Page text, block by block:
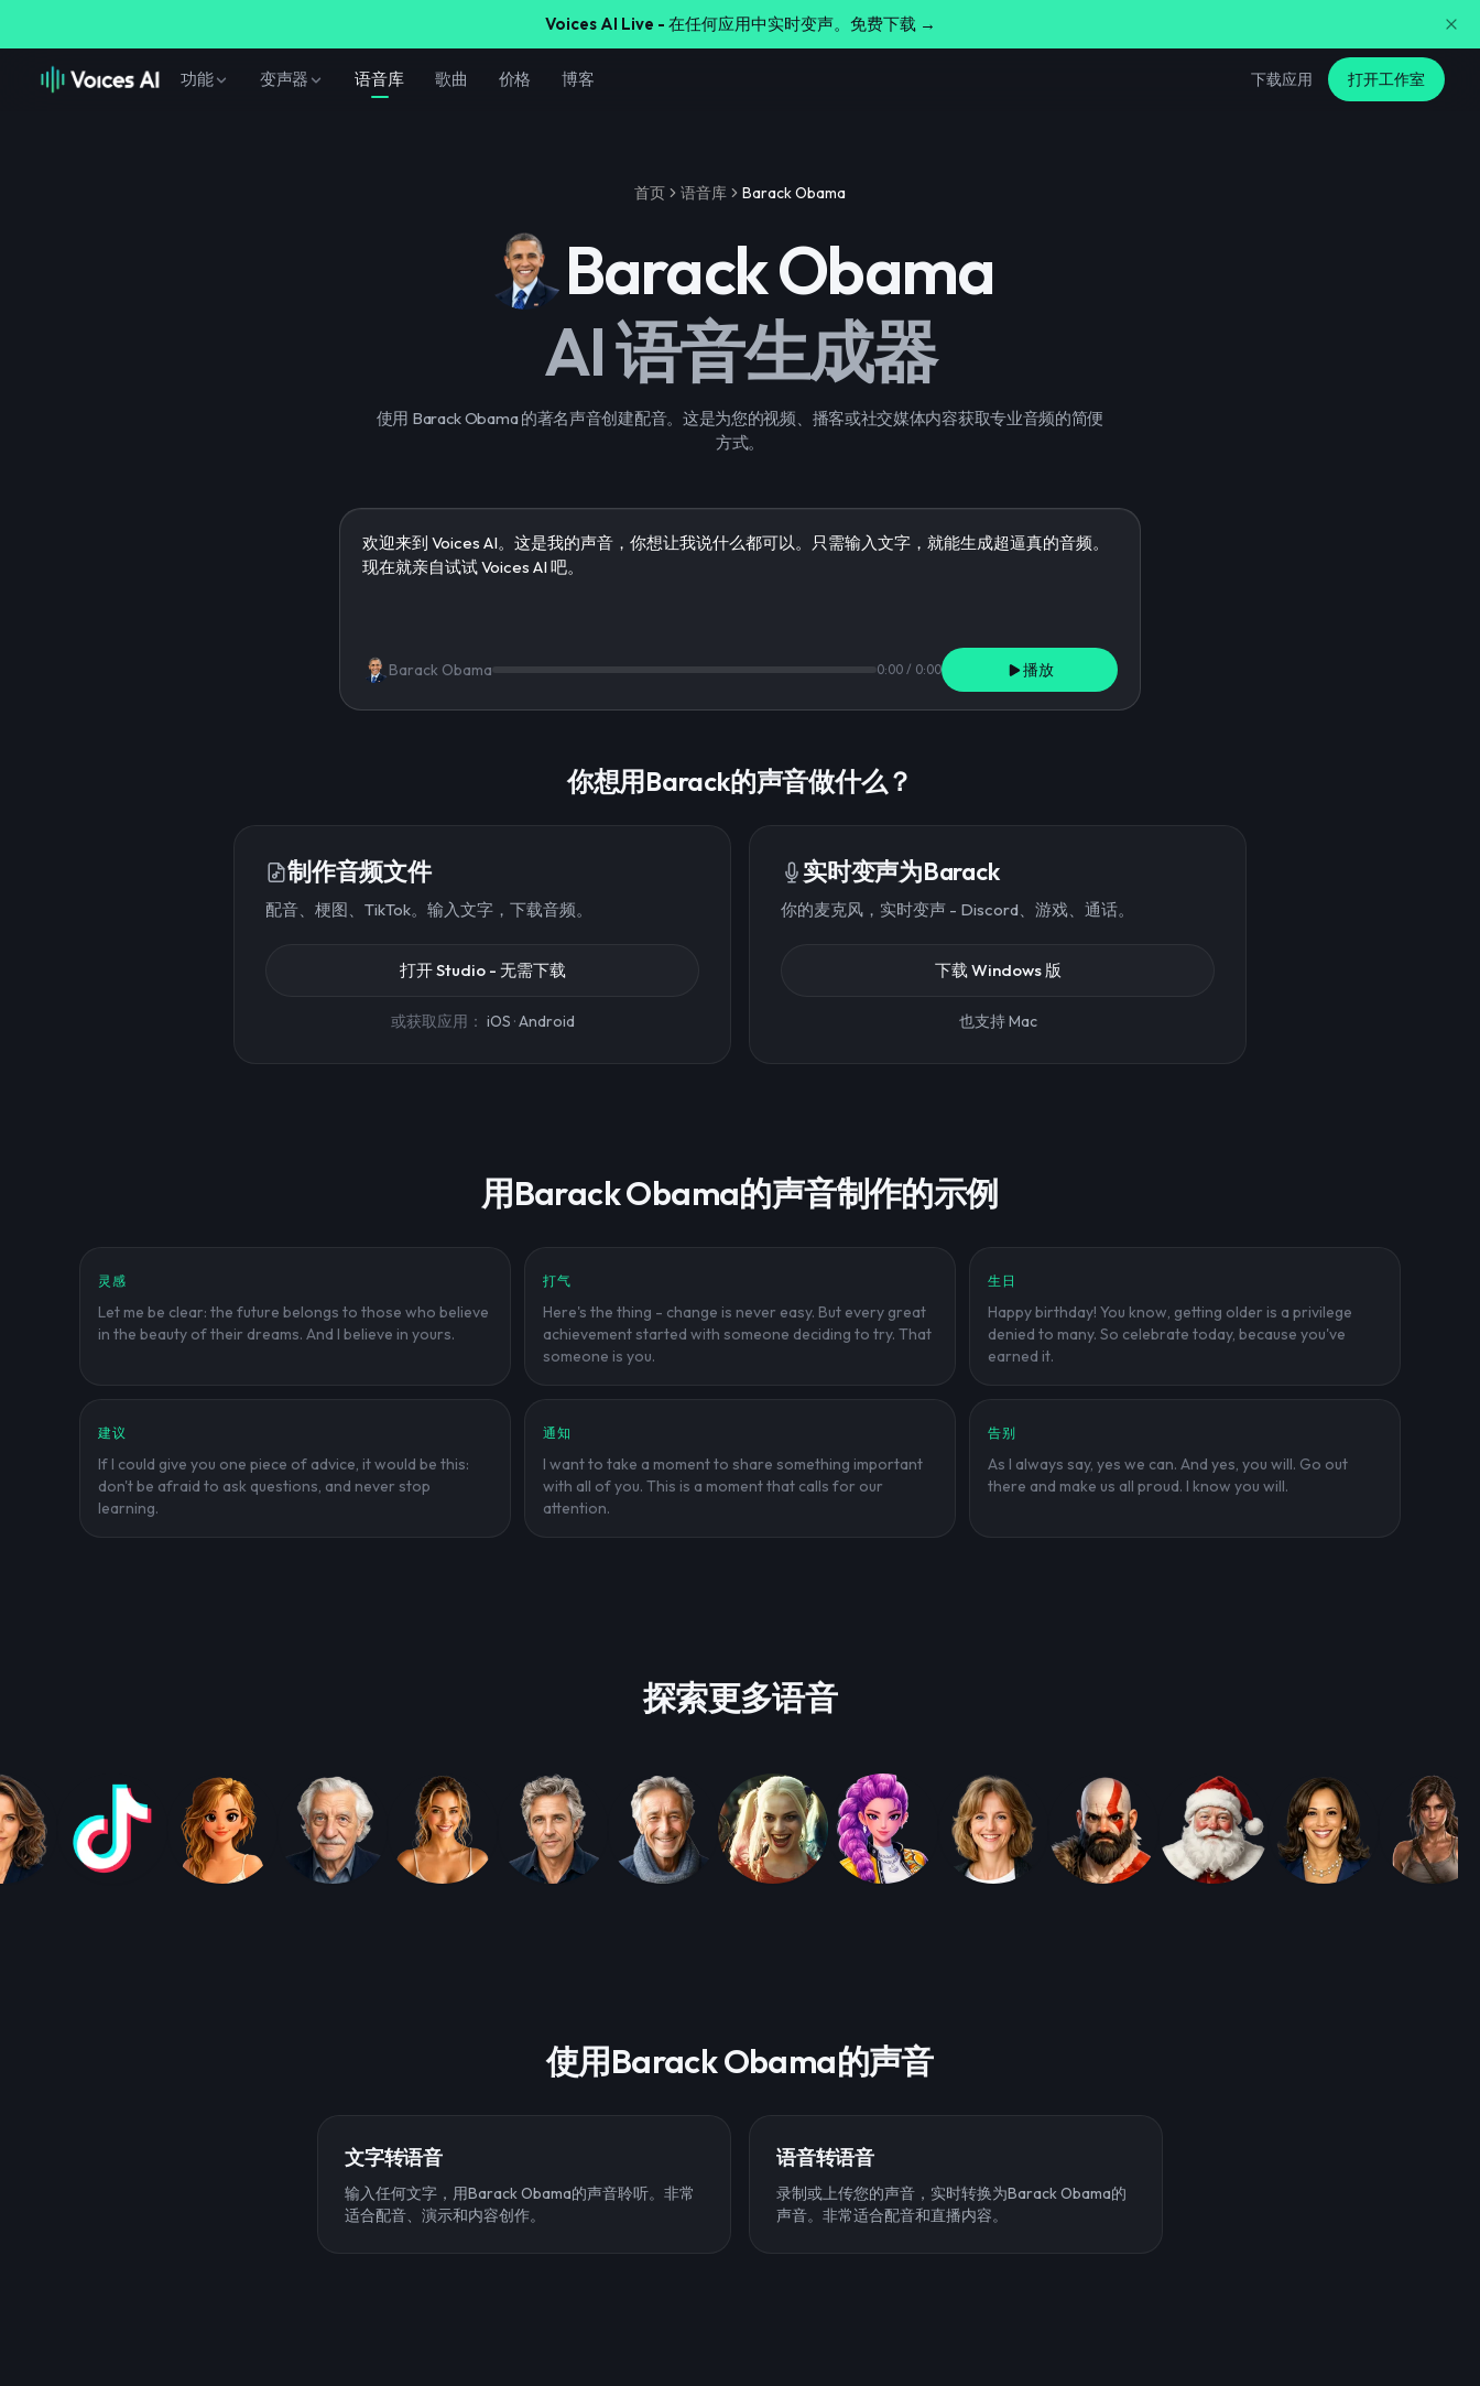
Voices AI Live - 在任何应用中实时变声。免费下载 →
功能 变声器 语音库 歌曲 价格 博客 下载应用 打开工作室
首页 语音库 Barack Obama
Barack Obama
AI 语音生成器
使用 Barack Obama 的著名声音创建配音。这是为您的视频、播客或社交媒体内容获取专业音频的简便
方式。
Barack Obama 0:00 / 0:00 播放
你想用Barack的声音做什么？
制作音频文件
配音、梗图、TikTok。输入文字，下载音频。
打开 Studio - 无需下载
或获取应用： iOS ·Android
实时变声为Barack
你的麦克风，实时变声 - Discord、游戏、通话。
下载 Windows 版
也支持 Mac
用Barack Obama的声音制作的示例
灵感
Let me be clear: the future belongs to those who believe
in the beauty of their dreams. And I believe in yours.
打气
Here's the thing - change is never easy. But every great
achievement started with someone deciding to try. That
someone is you.
生日
Happy birthday! You know, getting older is a privilege
denied to many. So celebrate today, because you've
earned it.
建议
If I could give you one piece of advice, it would be this:
don't be afraid to ask questions, and never stop
learning.
通知
I want to take a moment to share something important
with all of you. This is a moment that calls for our
attention.
告别
As I always say, yes we can. And yes, you will. Go out
there and make us all proud. I know you will.
探索更多语音
使用Barack Obama的声音
文字转语音
输入任何文字，用Barack Obama的声音聆听。非常
适合配音、演示和内容创作。
语音转语音
录制或上传您的声音，实时转换为Barack Obama的
声音。非常适合配音和直播内容。